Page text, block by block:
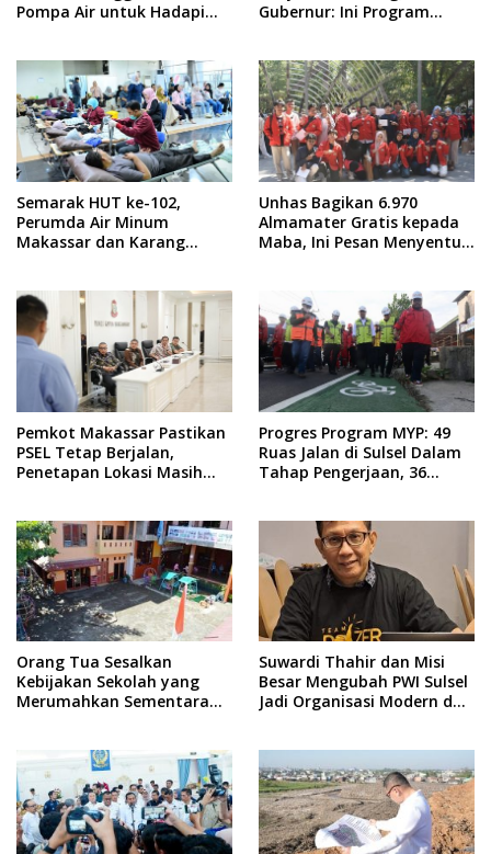
Pompa Air untuk Hadapi
Gubernur: Ini Program
Semarak HUT ke-102,
Perumda Air Minum
Makassar dan Karang
Unhas Bagikan 6.970
Almamater Gratis kepada
Maba, Ini Pesan Menyentuh
Pemkot Makassar Pastikan
PSEL Tetap Berjalan,
Penetapan Lokasi Masih
Progres Program MYP: 49
Ruas Jalan di Sulsel Dalam
Tahap Pengerjaan, 36
Orang Tua Sesalkan
Kebijakan Sekolah yang
Merumahkan Sementara
Suwardi Thahir dan Misi
Besar Mengubah PWI Sulsel
Jadi Organisasi Modern dan